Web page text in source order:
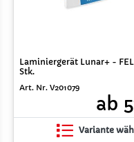
Laminiergerät Lunar+ -
Stk.
Art. Nr. V201079
ab
Variante